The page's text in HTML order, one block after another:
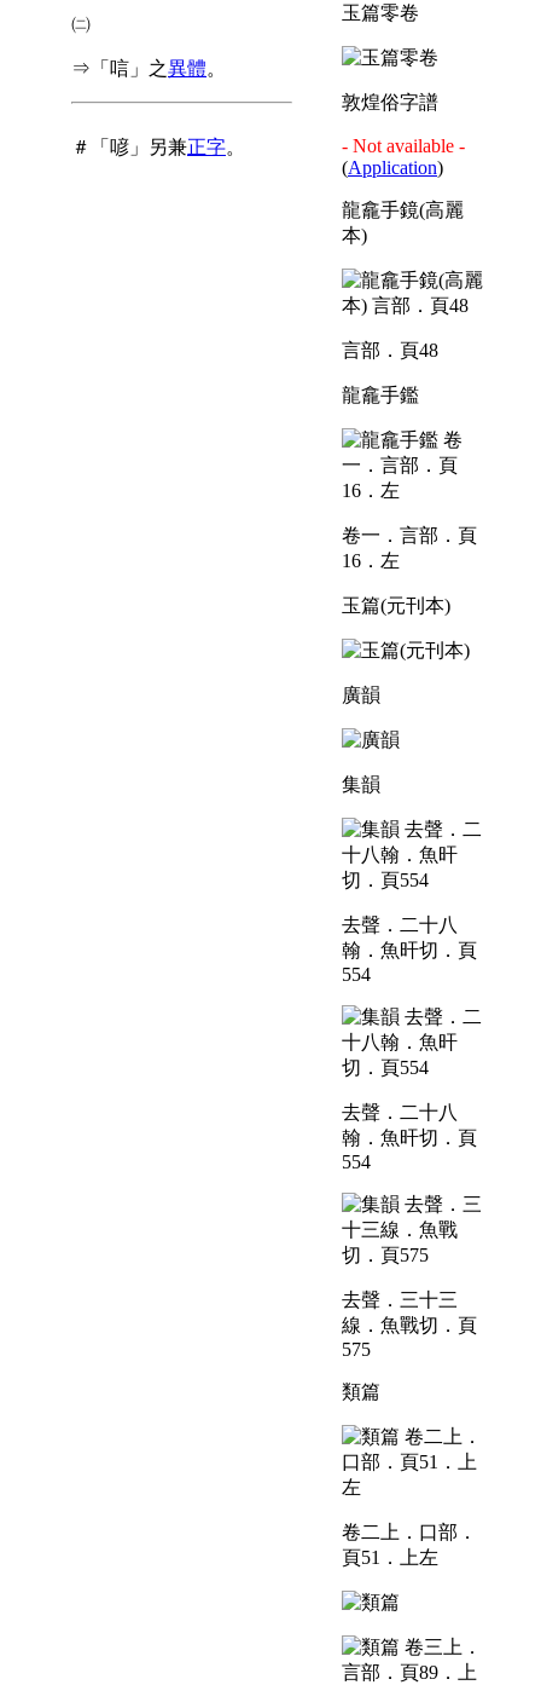
㈡
⇒「唁」之異體。
＃「喭」另兼正字。
玉篇零卷
敦煌俗字譜
- Not available -
(Application)
龍龕手鏡(高麗
本)
言部．頁48
龍龕手鑑
卷一．言部．頁
16．左
玉篇(元刊本)
廣韻
集韻
去聲．二十八
翰．魚旰切．頁
554
去聲．二十八
翰．魚旰切．頁
554
去聲．三十三
線．魚戰切．頁
575
類篇
卷二上．口部．
頁51．上左